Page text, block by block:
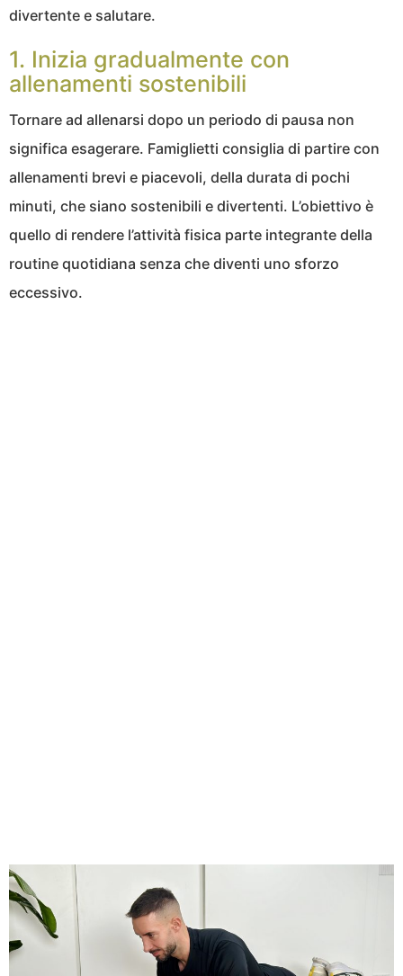
divertente e salutare.
1. Inizia gradualmente con
allenamenti sostenibili
Tornare ad allenarsi dopo un periodo di pausa non
significa esagerare. Famiglietti consiglia di partire con
allenamenti brevi e piacevoli, della durata di pochi
minuti, che siano sostenibili e divertenti. L’obiettivo è
quello di rendere l’attività fisica parte integrante della
routine quotidiana senza che diventi uno sforzo
eccessivo.